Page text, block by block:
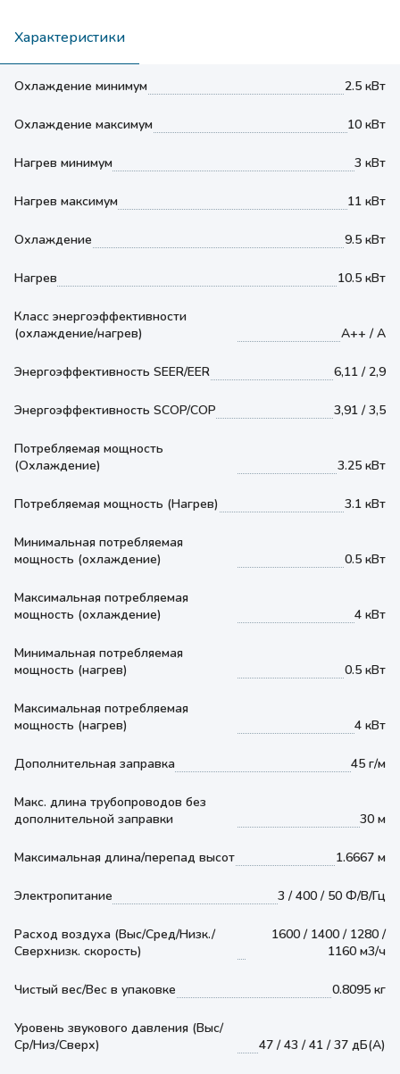
Характеристики
Охлаждение минимум 2.5 кВт
Охлаждение максимум 10 кВт
Нагрев минимум 3 кВт
Нагрев максимум 11 кВт
Охлаждение 9.5 кВт
Нагрев 10.5 кВт
Класс энергоэффективности
(охлаждение/нагрев)
A++ / A
Энергоэффективность SEER/EER 6,11 / 2,9
Энергоэффективность SCOP/COP 3,91 / 3,5
Потребляемая мощность
(Охлаждение)
3.25 кВт
Потребляемая мощность (Нагрев) 3.1 кВт
Минимальная потребляемая
мощность (охлаждение)
0.5 кВт
Максимальная потребляемая
мощность (охлаждение)
4 кВт
Минимальная потребляемая
мощность (нагрев)
0.5 кВт
Максимальная потребляемая
мощность (нагрев)
4 кВт
Дополнительная заправка 45 г/м
Макс. длина трубопроводов без
дополнительной заправки
30 м
Максимальная длина/перепад высот 1.6667 м
Электропитание 3 / 400 / 50 Ф/В/Гц
Расход воздуха (Выс/Сред/Низк./
Сверхнизк. скорость)
1600 / 1400 / 1280 /
1160 м3/ч
Чистый вес/Вес в упаковке 0.8095 кг
Уровень звукового давления (Выс/
Ср/Низ/Сверх)
47 / 43 / 41 / 37 дБ(А)